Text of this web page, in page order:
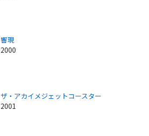
響現
2000
ザ・アカイメジェットコースター
2001